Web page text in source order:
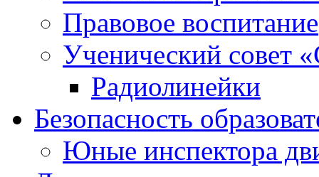
Правовое воспитание
Ученический совет
Радиолинейки
Безопасность
Юные инспектора